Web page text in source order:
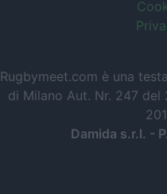
Rugbymeet.com è una
di Milano Aut. Nr. 247
Damida s.r.l. -